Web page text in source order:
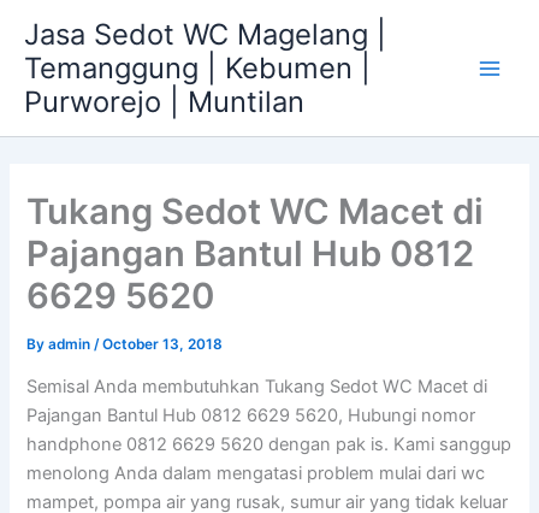
content
Jasa Sedot WC Magelang |
Temanggung | Kebumen |
Purworejo | Muntilan
Tukang Sedot WC Macet di
Pajangan Bantul Hub 0812
6629 5620
Byadmin/October 13, 2018
Semisal Anda membutuhkan Tukang Sedot WC Macet di
Pajangan Bantul Hub 0812 6629 5620, Hubungi nomor
handphone 0812 6629 5620 dengan pak is. Kami sanggup
menolong Anda dalam mengatasi problem mulai dari wc
mampet, pompa air yang rusak, sumur air yang tidak keluar